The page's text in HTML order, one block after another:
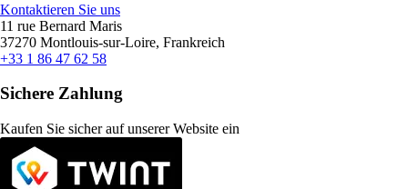
Kontaktieren Sie uns
11 rue Bernard Maris
37270 Montlouis-sur-Loire, Frankreich
+33 1 86 47 62 58
Sichere Zahlung
Kaufen Sie sicher auf unserer Website ein